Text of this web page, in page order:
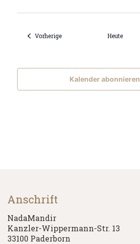
VorherigeVeranstaltungenHeute
Kalender abonnieren
Anschrift
NadaMandir
Kanzler-Wippermann-Str. 13
33100 Paderborn